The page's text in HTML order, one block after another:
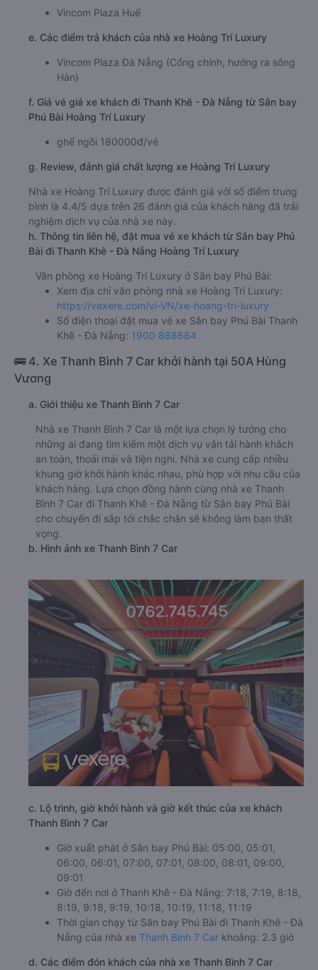
Vincom Plaza Huế
e. Các điểm trả khách của nhà xe Hoàng Trí Luxury
Vincom Plaza Đà Nẵng (Cổng chính, hướng ra sông
Hàn)
f. Giá vé giá xe khách đi Thanh Khê - Đà Nẵng từ Sân bay
Phú Bài Hoàng Trí Luxury
ghế ngồi 180000đ/vé
g. Review, đánh giá chất lượng xe Hoàng Trí Luxury
Nhà xe Hoàng Trí Luxury được đánh giá với số điểm trung
bình là 4.4/5 dựa trên 26 đánh giá của khách hàng đã trải
nghiệm dịch vụ của nhà xe này.
h. Thông tin liên hệ, đặt mua vé xe khách từ Sân bay Phú
Bài đi Thanh Khê - Đà Nẵng Hoàng Trí Luxury
Văn phòng xe Hoàng Trí Luxury ở Sân bay Phú Bài:
Xem địa chỉ văn phòng nhà xe Hoàng Trí Luxury:
https://vexere.com/vi-VN/xe-hoang-tri-luxury
Số điện thoại đặt mua vé xe Sân bay Phú Bài Thanh
Khê - Đà Nẵng: 1900 888684
🚌 4. Xe Thanh Bình 7 Car khởi hành tại 50A Hùng
Vương
a. Giới thiệu xe Thanh Bình 7 Car
Nhà xe Thanh Bình 7 Car là một lựa chọn lý tưởng cho
những ai đang tìm kiếm một dịch vụ vận tải hành khách
an toàn, thoải mái và tiện nghi. Nhà xe cung cấp nhiều
khung giờ khởi hành khác nhau, phù hợp với nhu cầu của
khách hàng. Lựa chọn đồng hành cùng nhà xe Thanh
Bình 7 Car đi Thanh Khê - Đà Nẵng từ Sân bay Phú Bài
cho chuyến đi sắp tới chắc chắn sẽ không làm bạn thất
vọng.
b. Hình ảnh xe Thanh Bình 7 Car
c. Lộ trình, giờ khởi hành và giờ kết thúc của xe khách
Thanh Bình 7 Car
Giờ xuất phát ở Sân bay Phú Bài: 05:00, 05:01,
06:00, 06:01, 07:00, 07:01, 08:00, 08:01, 09:00,
09:01
Giờ đến nơi ở Thanh Khê - Đà Nẵng: 7:18, 7:19, 8:18,
8:19, 9:18, 9:19, 10:18, 10:19, 11:18, 11:19
Thời gian chạy từ Sân bay Phú Bài đi Thanh Khê - Đà
Nẵng của nhà xe Thanh Bình 7 Car khoảng: 2.3 giờ
d. Các điểm đón khách của nhà xe Thanh Bình 7 Car